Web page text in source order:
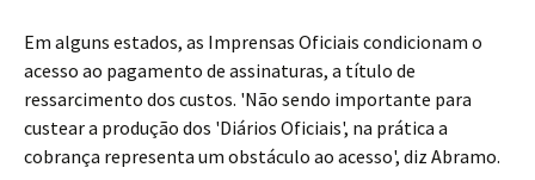
Em alguns estados, as Imprensas Oficiais condicionam o
acesso ao pagamento de assinaturas, a título de
ressarcimento dos custos. 'Não sendo importante para
custear a produção dos 'Diários Oficiais', na prática a
cobrança representa um obstáculo ao acesso', diz Abramo.